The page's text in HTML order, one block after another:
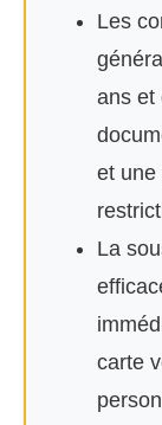
Les
ans et
et une
La
carte